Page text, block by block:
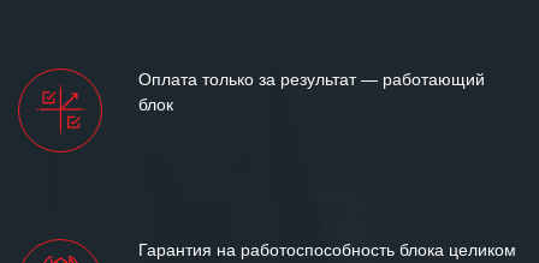
Оплата только за результат — работающий
блок
Гарантия на работоспособность блока целиком